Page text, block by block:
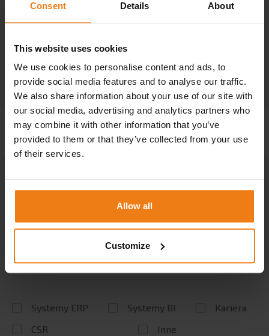
Consent Details About
This website uses cookies
We use cookies to personalise content and ads, to
provide social media features and to analyse our traffic.
We also share information about your use of our site with
our social media, advertising and analytics partners who
may combine it with other information that you’ve
provided to them or that they’ve collected from your use
of their services.
Allow all
Customize
Zobacz więcej
SKONTAKTUJSIĘ Z NAMI
Porozmawiajmy! Interesują Cię nasze rozwiązania?
Nasi eksperci odpowiedzą na wszystkie Twoje
pytania.
Systemy ERP Systemy BI
Kariera
CSR
Inne